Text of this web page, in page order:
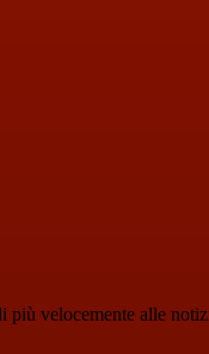
più velocemente alle